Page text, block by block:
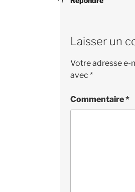
Laisser un
Votre adresse e-
avec *
Commentaire*